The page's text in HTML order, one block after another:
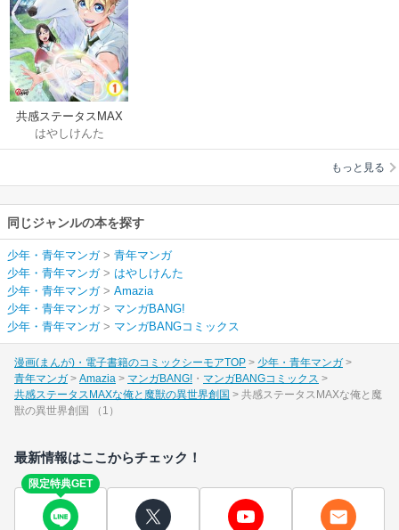
共感ステータスMAX
な俺と魔獣の異世界
創国
はやしけんた
もっと見る
同じジャンルの本を探す
少年・青年マンガ> 青年マンガ
少年・青年マンガ> はやしけんた
少年・青年マンガ> Amazia
少年・青年マンガ> マンガBANG!
少年・青年マンガ> マンガBANGコミックス
漫画(まんが)・電子書籍のコミックシーモアTOP
少年・青年マンガ
青年マンガ
Amazia マンガBANG!
マンガBANGコミックス
共感ステータスMAXな俺と魔獣の異世界創国
共感ステータスMAXな俺と魔
獣の異世界創国 （1）
最新情報はここからチェック！
限定特典GET